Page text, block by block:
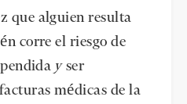
que alguien resulta
corre el riesgo de
y ser
médicas de la